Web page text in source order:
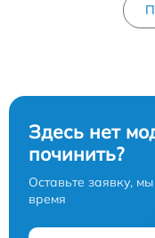
Здесь нет
починить?
Оставьте заявку,
время